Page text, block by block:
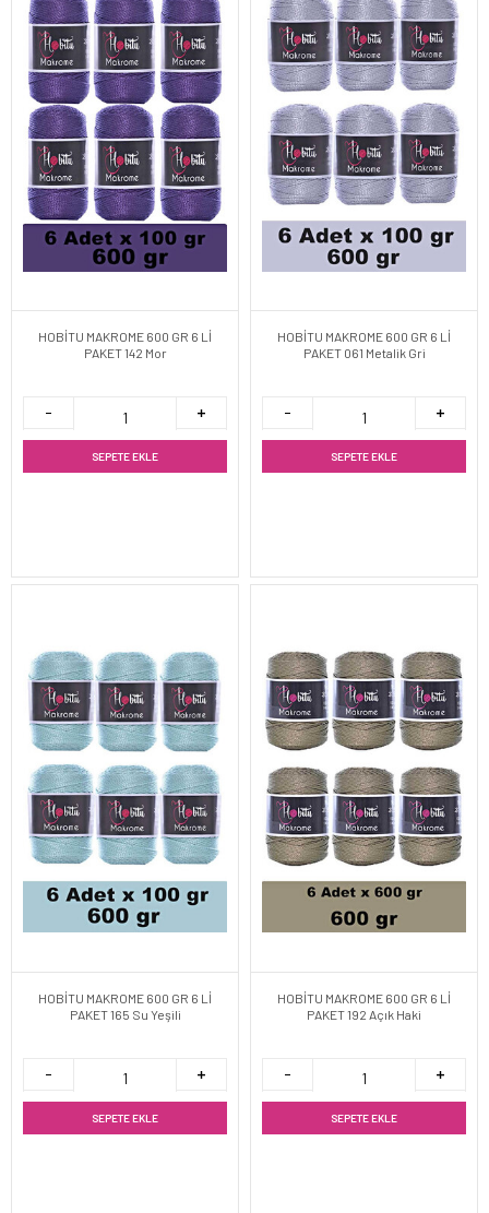
HOBİTU MAKROME 600 GR 6 Lİ
PAKET 142 Mor
SEPETE EKLE
HOBİTU MAKROME 600 GR 6 Lİ
PAKET 061 Metalik Gri
SEPETE EKLE
HOBİTU MAKROME 600 GR 6 Lİ
PAKET 165 Su Yeşili
SEPETE EKLE
HOBİTU MAKROME 600 GR 6 Lİ
PAKET 192 Açık Haki
SEPETE EKLE